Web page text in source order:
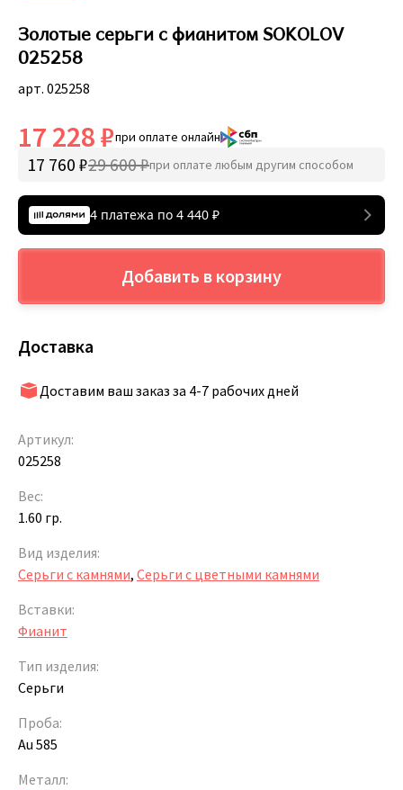
Золотые серьги с фианитом SOKOLOV
025258
арт. 025258
17 228 ₽при оплате онлайн
17 760 ₽29 600 ₽при оплате любым другим способом
4 платежа по 4 440 ₽
Добавить в корзину
Доставка
Доставим ваш заказ за 4-7 рабочих дней
Артикул:
025258
Вес:
1.60 гр.
Вид изделия:
Серьги с камнями, Серьги с цветными камнями
Вставки:
Фианит
Тип изделия:
Серьги
Проба:
Au 585
Металл: